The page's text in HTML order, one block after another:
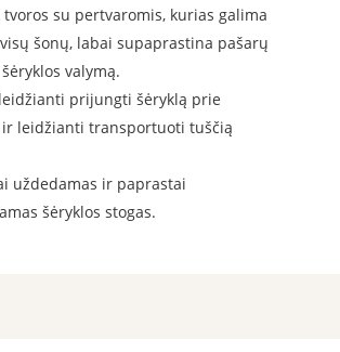
tvoros su pertvaromis, kurias galima
šonų, labai supaprastina pašarų
valymą.
prijungti šėryklą prie
leidžianti transportuoti tuščią
uždedamas ir paprastai
šėryklos stogas.